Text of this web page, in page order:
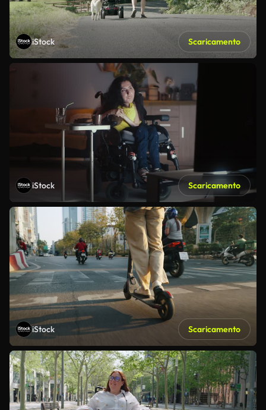
iStock Scaricamento
iStock Scaricamento
iStock Scaricamento